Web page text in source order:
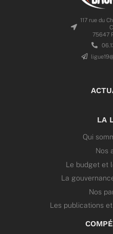
117 rue du
75647
LA
Qui
Nos
Le budget et
La
Nos
Les publications